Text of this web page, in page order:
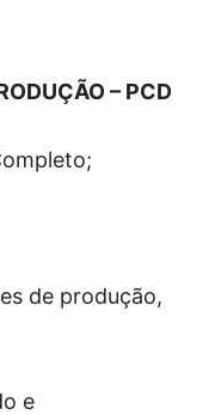
– PCD
de produção,
e